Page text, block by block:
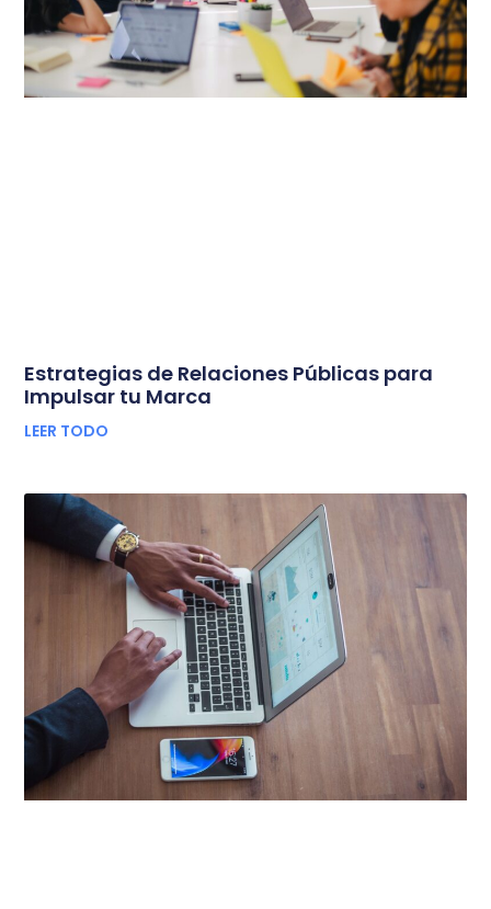
Estrategias de Relaciones Públicas para
Impulsar tu Marca
LEER TODO